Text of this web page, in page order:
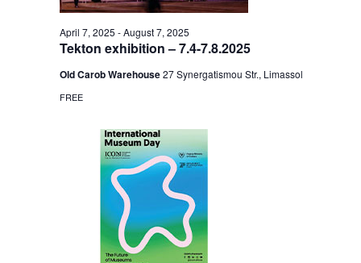
Tekton exhibition – 7.4-7.8.2025
April 7, 2025 -August 7, 2025
Old Carob Warehouse27 Synergatismou Str., Limassol
FREE